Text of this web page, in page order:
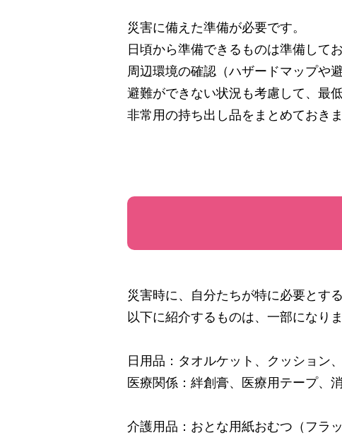
災害に備えた準備が必要です。
日頃から準備できるものは準備して
周辺環境の確認（ハザードマップや
避難ができない状況も考慮して、最
非常用の持ち出し品をまとめておきま
災害時に、自分たちが特に必要とす
以下に紹介するものは、一部になり
日用品：タオルケット、クッション
医療関係：絆創膏、医療用テープ、
介護用品：おとな用紙おむつ（フラ